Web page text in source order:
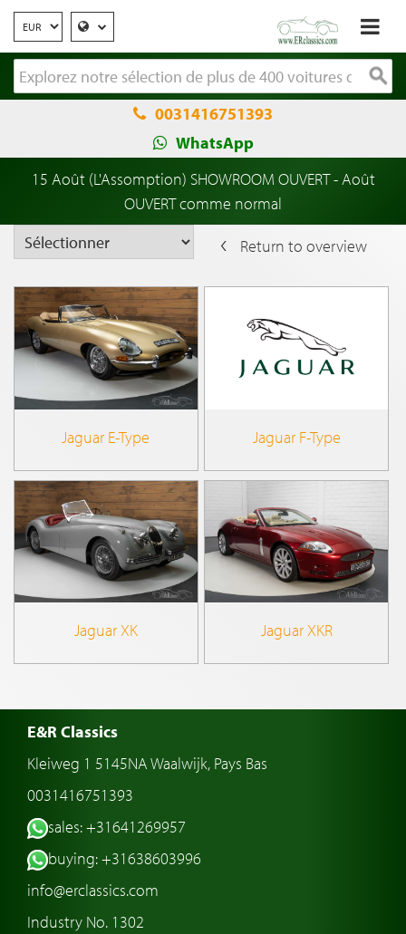
0031416751393
WhatsApp
15 Août (L'Assomption) SHOWROOM OUVERT - Août
OUVERT comme normal
Return to overview
Jaguar E-Type Jaguar F-Type
Jaguar XK Jaguar XKR
E&R Classics
Kleiweg 1 5145NA Waalwijk, Pays Bas
0031416751393
sales: +31641269957
buying: +31638603996
info@erclassics.com
Industry No. 1302